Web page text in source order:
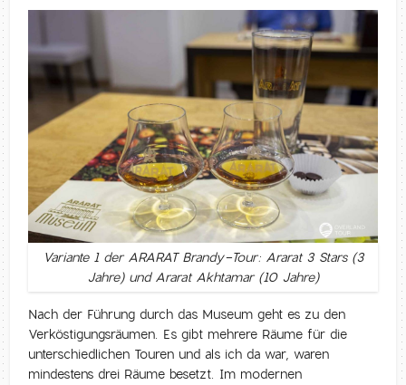
Variante 1 der ARARAT Brandy-Tour: Ararat 3 Stars (3
Jahre) und Ararat Akhtamar (10 Jahre)
Nach der Führung durch das Museum geht es zu den
Verköstigungsräumen. Es gibt mehrere Räume für die
unterschiedlichen Touren und als ich da war, waren
mindestens drei Räume besetzt. Im modernen